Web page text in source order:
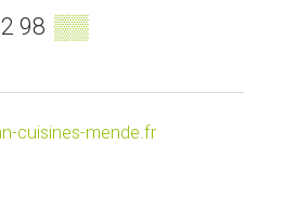
98 ▒▒
cuisines-mende.fr